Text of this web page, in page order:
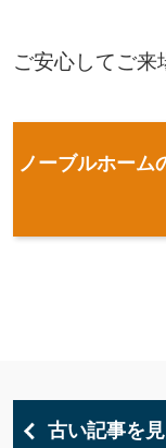
ご安心してご来
ノーブルホーム
古い記事を